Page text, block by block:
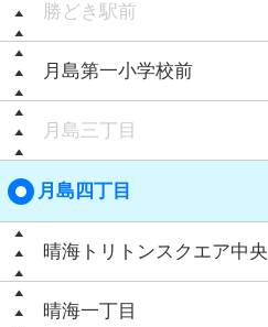
勝どき駅前
月島第一小学校前
月島三丁目
月島四丁目
晴海トリトンスクエア中央
晴海一丁目